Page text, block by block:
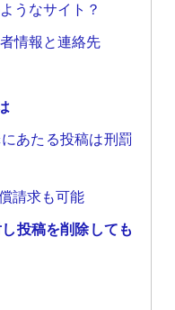
うなサイト？
情報と連絡先
あたる投稿は刑罰
請求も可能
投稿を削除しても